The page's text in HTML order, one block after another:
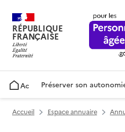
RÉPUBLIQUE
FRANÇAISE
AccueilPréserver son
Accueil Espace annuaire